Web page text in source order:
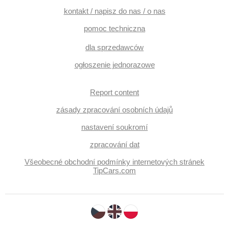
kontakt / napisz do nas / o nas
pomoc techniczna
dla sprzedawców
ogłoszenie jednorazowe
Report content
zásady zpracování osobních údajů
nastavení soukromí
zpracování dat
Všeobecné obchodní podmínky internetových stránek
TipCars.com